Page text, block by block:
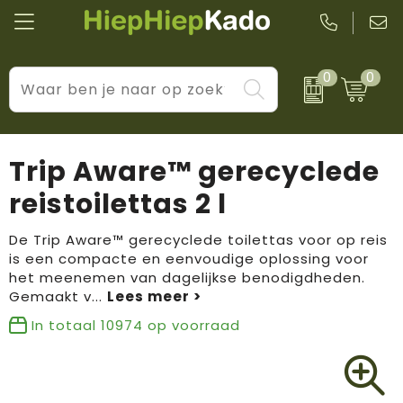
0 0
Kantoor & schrijfwaren
Wellness & verzorging
Tassen & reizen
Huis, tuin & keuken
Levensstijl
Prijs & impact
BIC
Boska
Brandflavours
Camelbak
Trip Aware™ gerecyclede
reistoilettas 2 l
De Trip Aware™ gerecyclede toilettas voor op reis
is een compacte en eenvoudige oplossing voor
het meenemen van dagelijkse benodigdheden.
Gemaakt v...
In totaal 10974 op voorraad